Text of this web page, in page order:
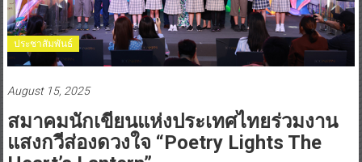
ประชาสัมพันธ์
August 15, 2025
สมาคมนักเขียนแห่งประเทศไทยร่วมงาน
แสงกวีส่องดวงใจ “Poetry Lights The